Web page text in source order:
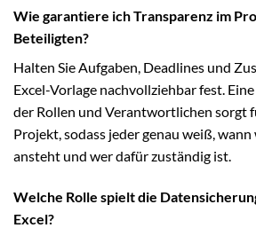
Wie garantiere ich Transparenz im
Beteiligten?
Halten Sie Aufgaben, Deadlines und
Excel-Vorlage nachvollziehbar fest.
der Rollen und Verantwortlichen sorgt
Projekt, sodass jeder genau weiß,
ansteht und wer dafür zuständig ist.
Welche Rolle spielt die
Excel?